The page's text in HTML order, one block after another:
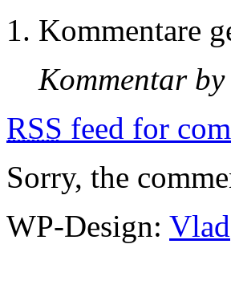
Kommentare
Kommentar by
RSS feed for
Sorry, the
WP-Design: Vlad